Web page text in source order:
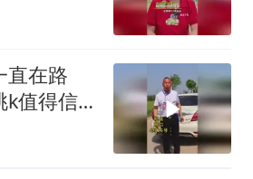
直在路
k值得信